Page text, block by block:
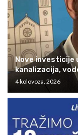
Nove investicije
kanalizacija,
4 kolovoza, 2026